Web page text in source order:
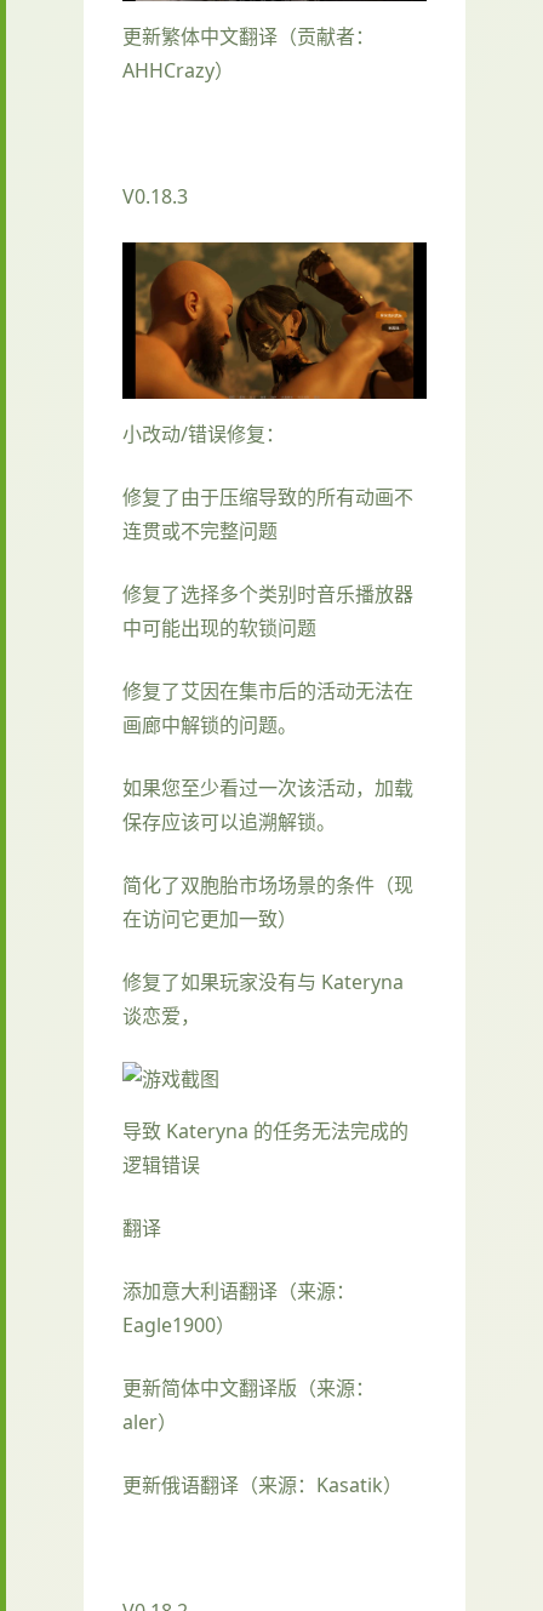
更新繁体中文翻译（贡献者：
AHHCrazy）
V0.18.3
小改动/错误修复：
修复了由于压缩导致的所有动画不
连贯或不完整问题
修复了选择多个类别时音乐播放器
中可能出现的软锁问题
修复了艾因在集市后的活动无法在
画廊中解锁的问题。
如果您至少看过一次该活动，加载
保存应该可以追溯解锁。
简化了双胞胎市场场景的条件（现
在访问它更加一致）
修复了如果玩家没有与 Kateryna
谈恋爱，
导致 Kateryna 的任务无法完成的
逻辑错误
翻译
添加意大利语翻译（来源：
Eagle1900）
更新简体中文翻译版（来源：
aler）
更新俄语翻译（来源：Kasatik）